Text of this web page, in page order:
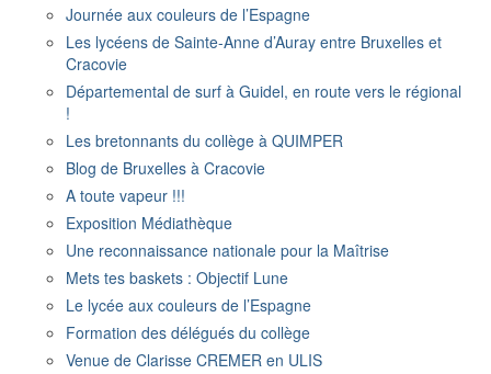
Journée aux couleurs de l’Espagne
Les lycéens de Sainte-Anne d’Auray entre Bruxelles et
Cracovie
Départemental de surf à Guidel, en route vers le régional
!
Les bretonnants du collège à QUIMPER
Blog de Bruxelles à Cracovie
A toute vapeur !!!
Exposition Médiathèque
Une reconnaissance nationale pour la Maîtrise
Mets tes baskets : Objectif Lune
Le lycée aux couleurs de l’Espagne
Formation des délégués du collège
Venue de Clarisse CREMER en ULIS